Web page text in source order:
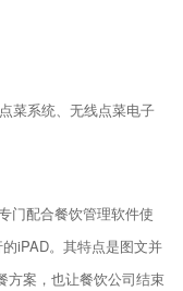
菜系统、无线点菜电子
门配合餐饮管理软件使
iPAD。其特点是图文并
方案，也让餐饮公司结束